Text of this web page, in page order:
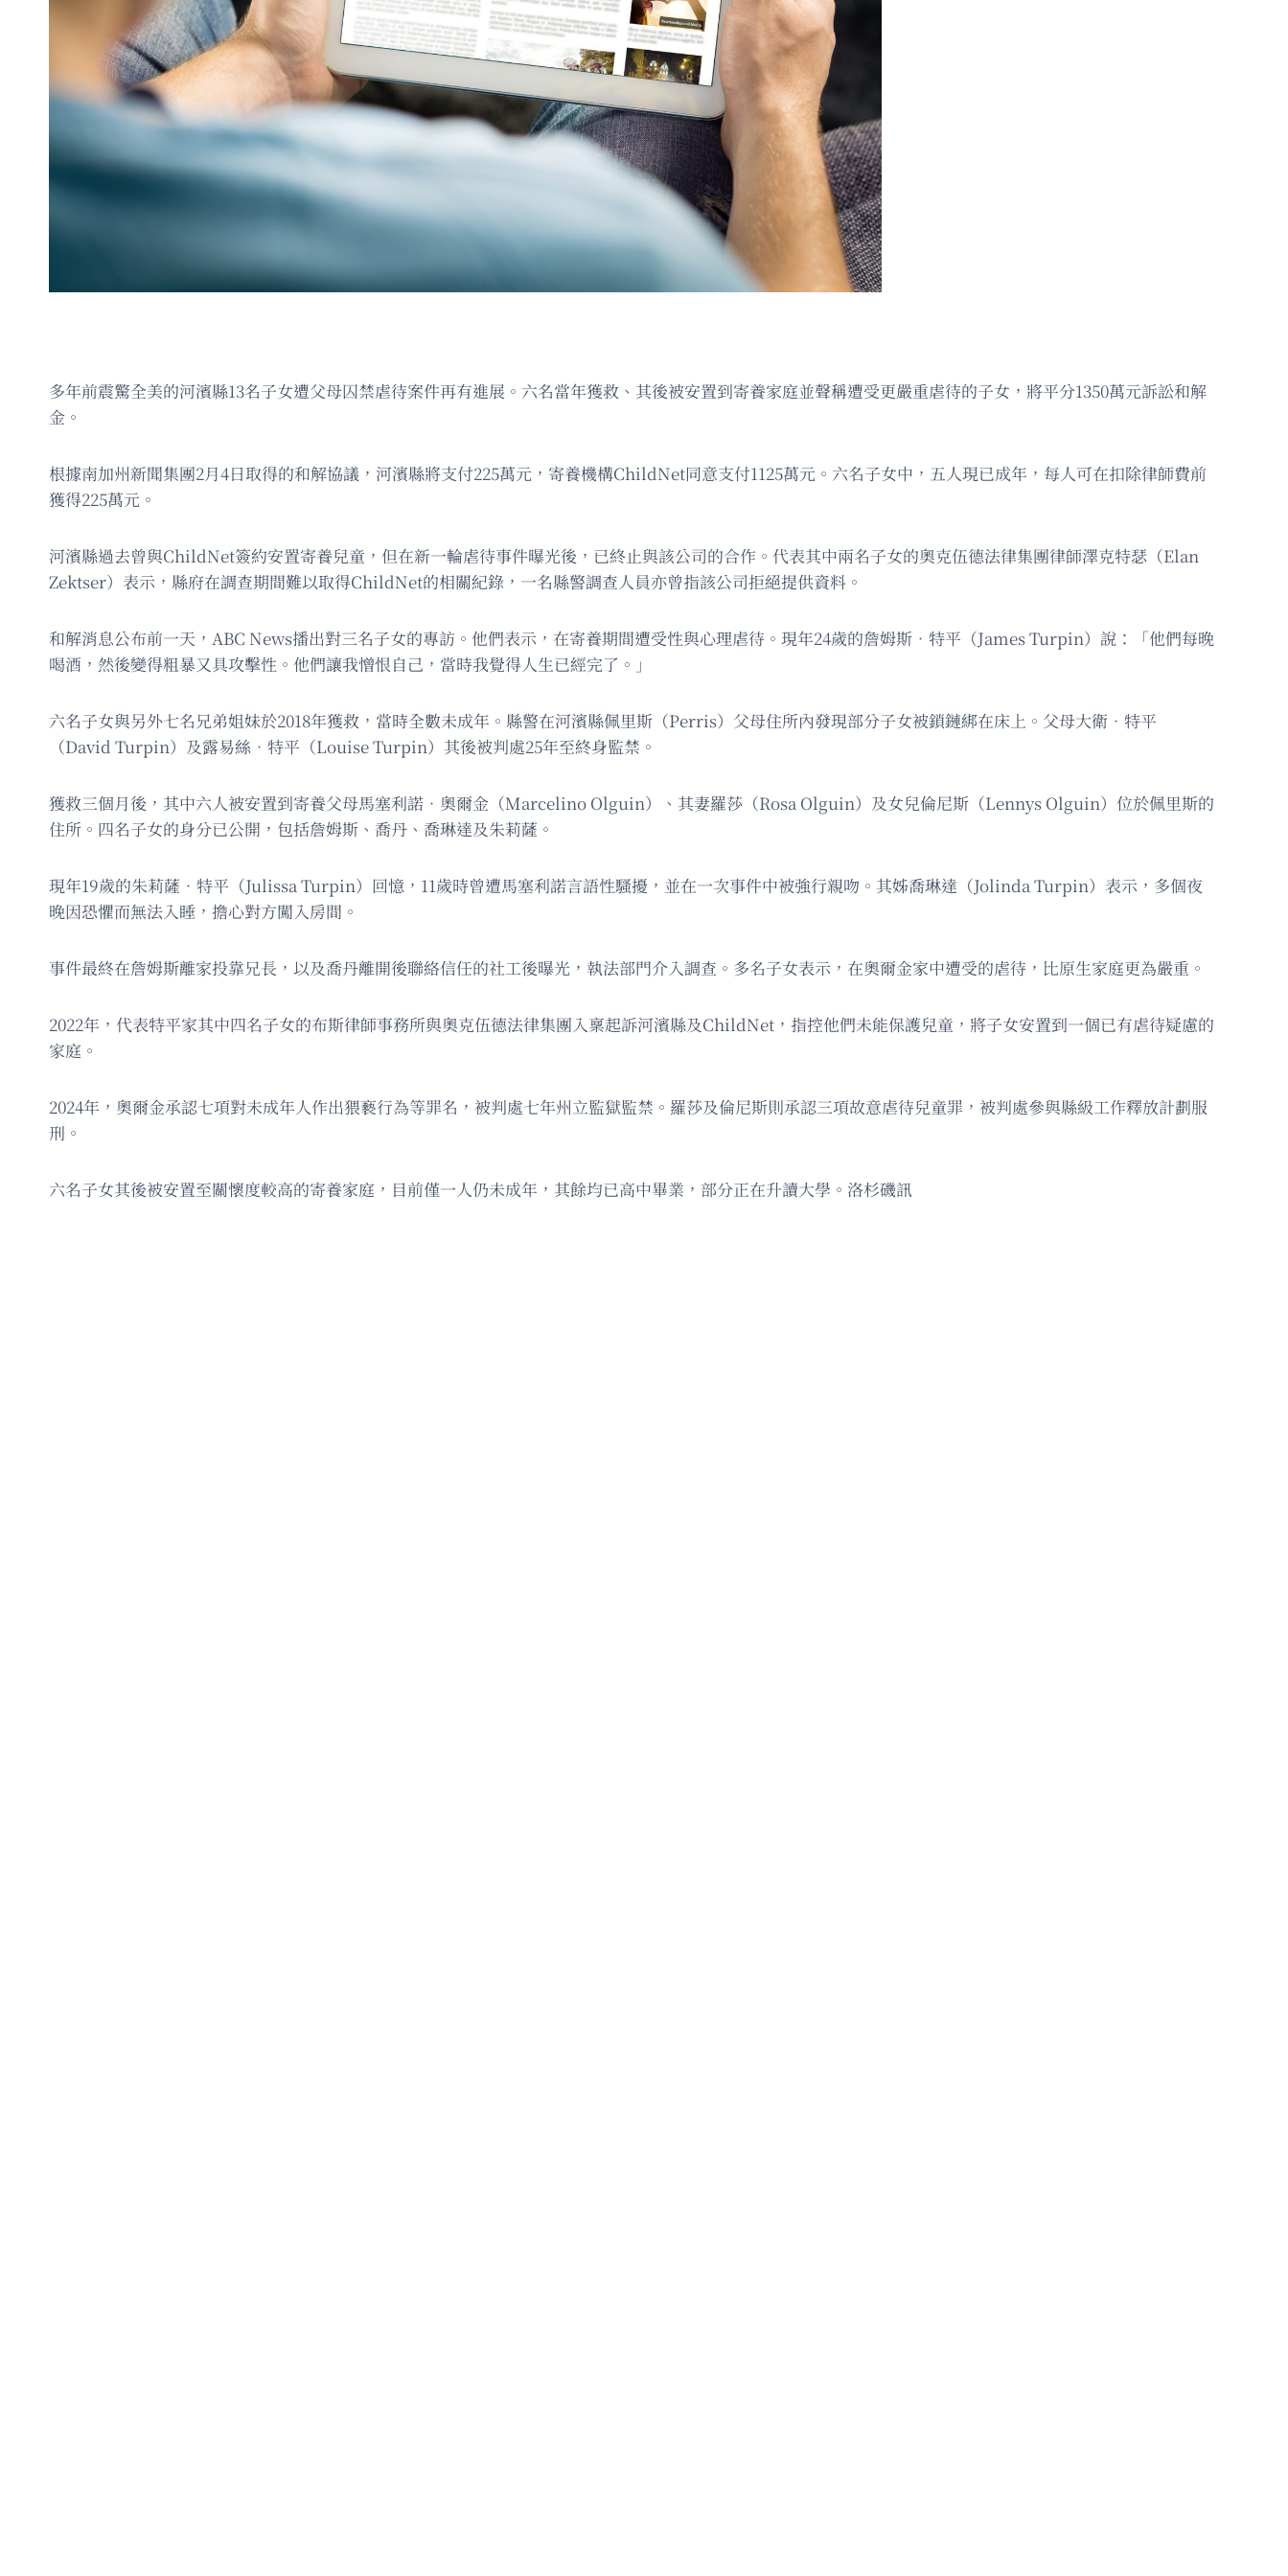
多年前震驚全美的河濱縣13名子女遭父母囚禁虐待案件再有進展。六名當年獲救、其後被安置到寄養家庭並聲稱遭受更嚴重虐待的子女，將平分1350萬元訴訟和解
金。
根據南加州新聞集團2月4日取得的和解協議，河濱縣將支付225萬元，寄養機構ChildNet同意支付1125萬元。六名子女中，五人現已成年，每人可在扣除律師費前
獲得225萬元。
河濱縣過去曾與ChildNet簽約安置寄養兒童，但在新一輪虐待事件曝光後，已終止與該公司的合作。代表其中兩名子女的奧克伍德法律集團律師澤克特瑟（Elan
Zektser）表示，縣府在調查期間難以取得ChildNet的相關紀錄，一名縣警調查人員亦曾指該公司拒絕提供資料。
和解消息公布前一天，ABC News播出對三名子女的專訪。他們表示，在寄養期間遭受性與心理虐待。現年24歲的詹姆斯．特平（James Turpin）說：「他們每晚
喝酒，然後變得粗暴又具攻擊性。他們讓我憎恨自己，當時我覺得人生已經完了。」
六名子女與另外七名兄弟姐妹於2018年獲救，當時全數未成年。縣警在河濱縣佩里斯（Perris）父母住所內發現部分子女被鎖鏈綁在床上。父母大衛．特平
（David Turpin）及露易絲．特平（Louise Turpin）其後被判處25年至終身監禁。
獲救三個月後，其中六人被安置到寄養父母馬塞利諾．奧爾金（Marcelino Olguin）、其妻羅莎（Rosa Olguin）及女兒倫尼斯（Lennys Olguin）位於佩里斯的
住所。四名子女的身分已公開，包括詹姆斯、喬丹、喬琳達及朱莉薩。
現年19歲的朱莉薩．特平（Julissa Turpin）回憶，11歲時曾遭馬塞利諾言語性騷擾，並在一次事件中被強行親吻。其姊喬琳達（Jolinda Turpin）表示，多個夜
晚因恐懼而無法入睡，擔心對方闖入房間。
事件最終在詹姆斯離家投靠兄長，以及喬丹離開後聯絡信任的社工後曝光，執法部門介入調查。多名子女表示，在奧爾金家中遭受的虐待，比原生家庭更為嚴重。
2022年，代表特平家其中四名子女的布斯律師事務所與奧克伍德法律集團入稟起訴河濱縣及ChildNet，指控他們未能保護兒童，將子女安置到一個已有虐待疑慮的
家庭。
2024年，奧爾金承認七項對未成年人作出猥褻行為等罪名，被判處七年州立監獄監禁。羅莎及倫尼斯則承認三項故意虐待兒童罪，被判處參與縣級工作釋放計劃服
刑。
六名子女其後被安置至關懷度較高的寄養家庭，目前僅一人仍未成年，其餘均已高中畢業，部分正在升讀大學。洛杉磯訊